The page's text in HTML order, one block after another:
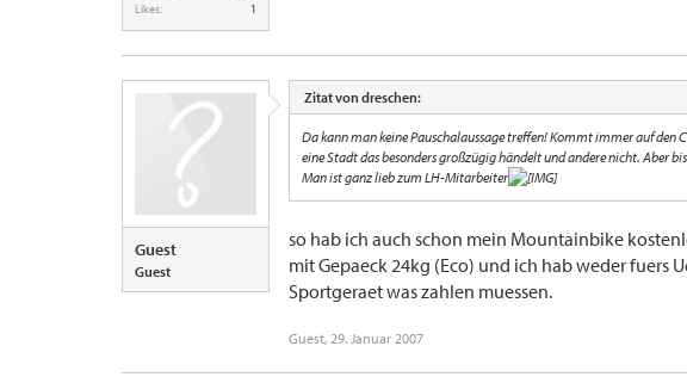
Likes:
1
Guest
Guest
Zitat von dreschen:
Da kann man keine Pauschalaussage treffen! Kommt immer auf den
eine Stadt das besonders großzügig händelt und andere nicht. Aber
Man ist ganz lieb zum LH-Mitarbeiter
so hab ich auch schon mein Mountainbike
mit Gepaeck 24kg (Eco) und ich hab weder fuers
Sportgeraet was zahlen muessen.
Guest, 29. Januar 2007